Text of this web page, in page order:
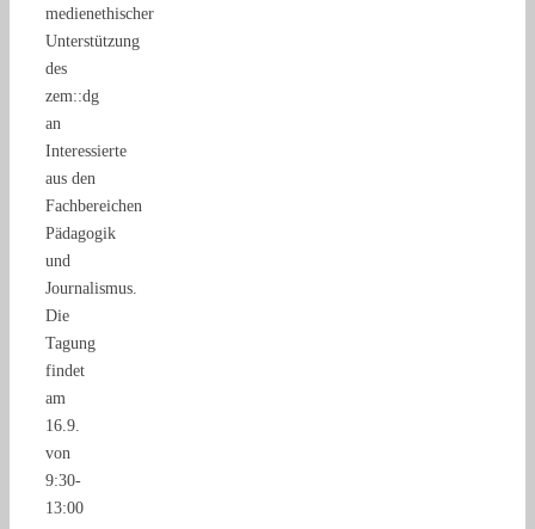
medienethischer
Unterstützung
des
zem::dg
an
Interessierte
aus den
Fachbereichen
Pädagogik
und
Journalismus.
Die
Tagung
findet
am
16.9.
von
9:30-
13:00